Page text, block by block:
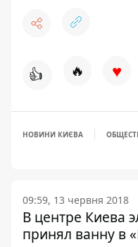
👍 🔥 ♥
НОВИНИ КИЄВА
09:59, 13 червня 2018
В центре Киева
принял ванну в